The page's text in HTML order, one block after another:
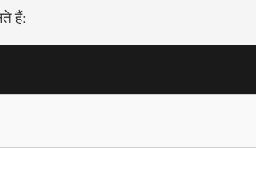
हैं: